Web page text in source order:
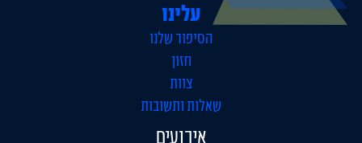
עלינו
הסיפור שלנו
חזון
צוות
שאלות ותשובות
אירועים